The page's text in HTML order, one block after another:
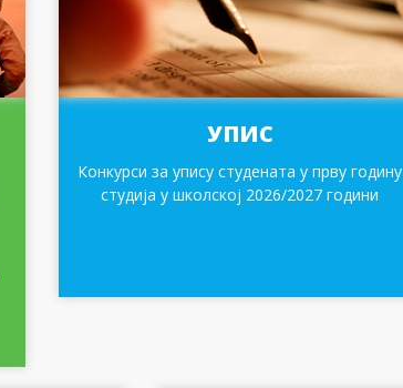
УПИС
Конкурси за упису студената у прву годину
студија у школској 2026/2027 години